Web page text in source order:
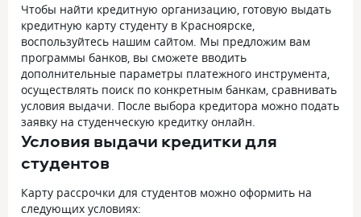
Чтобы найти кредитную организацию, готовую выдать
кредитную карту студенту в Красноярске,
воспользуйтесь нашим сайтом. Мы предложим вам
программы банков, вы сможете вводить
дополнительные параметры платежного инструмента,
осуществлять поиск по конкретным банкам, сравнивать
условия выдачи. После выбора кредитора можно подать
заявку на студенческую кредитку онлайн.
Условия выдачи кредитки для
студентов
Карту рассрочки для студентов можно оформить на
следующих условиях: